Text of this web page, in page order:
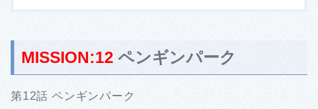
MISSION:12 ペンギンパーク
第12話 ペンギンパーク